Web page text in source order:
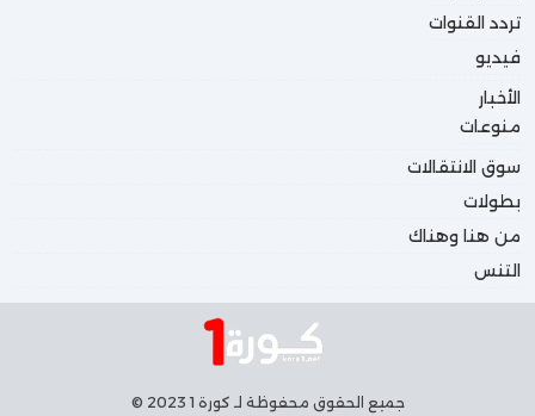
تردد القنوات
فيديو
الأخبار
منوعات
سوق الانتقالات
بطولات
من هنا وهناك
التنس
جميع الحقوق محفوظة لـ كورة 1 2023 ©